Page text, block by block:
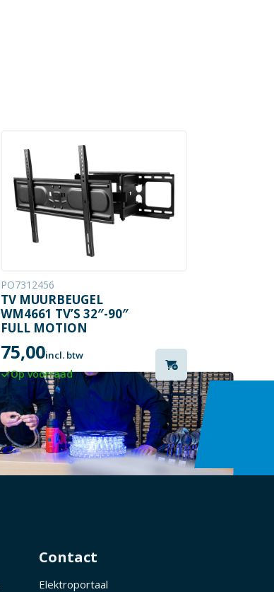
PO7312456
TV MUURBEUGEL
WM4661 TV’S 32″-90″
FULL MOTION
75,00incl. btw
Op voorraad
Contact
Elektroportaal